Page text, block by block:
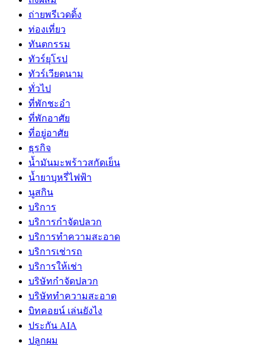
ถ่ายพรีเวดดิ้ง
ท่องเที่ยว
ทันตกรรม
ทัวร์ยุโรป
ทัวร์เวียดนาม
ทั่วไป
ที่พักชะอำ
ที่พักอาศัย
ที่อยู่อาศัย
ธุรกิจ
น้ำมันมะพร้าวสกัดเย็น
น้ำยาบุหรี่ไฟฟ้า
นูสกิน
บริการ
บริการกำจัดปลวก
บริการทำความสะอาด
บริการเช่ารถ
บริการให้เช่า
บริษัทกำจัดปลวก
บริษัททำความสะอาด
บิทคอยน์ เล่นยังไง
ประกัน AIA
ปลูกผม